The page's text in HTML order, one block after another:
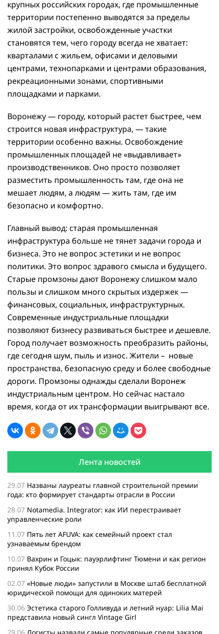
крупных российских городах, где промышленные
территории постепенно выводятся за пределы
жилой застройки, освобожденные участки
становятся тем, чего городу всегда не хватает:
кварталами с жильем, офисами и деловыми
центрами, технопарками и центрами образования,
рекреационными зонами, спортивными
площадками и парками.
Воронежу — городу, который растет быстрее, чем
строится новая инфраструктура, — такие
территории особенно важны. Освобождение
промышленных площадей не «выдавливает»
производственников. Оно просто позволяет
разместить промышленность там, где она не
мешает людям, а людям — жить там, где им
безопасно и комфортно.
Главный вывод: старая промышленная
инфраструктура больше не тянет задачи города и
бизнеса. Это не вопрос эстетики и не вопрос
политики. Это вопрос здравого смысла и будущего.
Старые промзоны дают Воронежу слишком мало
пользы и слишком много скрытых издержек —
финансовых, социальных, инфраструктурных.
Современные индустриальные площадки
позволяют бизнесу развиваться быстрее и дешевле.
Город получает возможность преобразить районы,
где сегодня шум, пыль и износ. Жители – новые
пространства, безопасную среду и более свободные
дороги. Промзоны однажды сделали Воронеж
индустриальным центром. Но сейчас настало
время, когда от их трансформации выигрывают все.
Лента новостей
29.07 Названы лауреаты главной строительной премии
года: кто формирует стандарты отрасли в России
28.07 Notamedia. Integrator: как ИИ перестраивает
управленческие роли
11.07 Пять лет AFUVA: как семейный проект стал
узнаваемым брендом
10.07 Вахрин и Гоцык: пауэрлифтинг Тюмени и как регион
принял Кубок России
02.07 «Новые люди» запустили в Москве штаб бесплатной
юридической помощи для одиноких матерей
30.06 Эстетика старого Голливуда и летний нуар: Lilia Mai
представила новый сингл Vintage Girl
29.06 Логисты назвали самые популярные среди заказов